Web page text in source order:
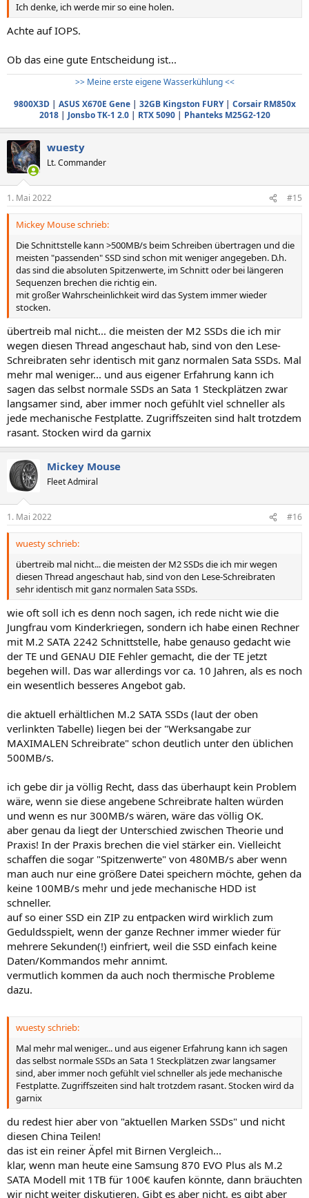
Ich denke, ich werde mir so eine holen.
Achte auf IOPS.
Ob das eine gute Entscheidung ist...
>> Meine erste eigene Wasserkühlung <<
9800X3D| ASUS X670E Gene| 32GB Kingston FURY| Corsair RM850x
2018| Jonsbo TK-1 2.0| RTX 5090| Phanteks M25G2-120
wuesty
Lt. Commander
1. Mai 2022 #15
Mickey Mouse schrieb:
Die Schnittstelle kann >500MB/s beim Schreiben übertragen und die
meisten "passenden" SSD sind schon mit weniger angegeben. D.h.
das sind die absoluten Spitzenwerte, im Schnitt oder bei längeren
Sequenzen brechen die richtig ein.
mit großer Wahrscheinlichkeit wird das System immer wieder
stocken.
übertreib mal nicht... die meisten der M2 SSDs die ich mir
wegen diesen Thread angeschaut hab, sind von den Lese-
Schreibraten sehr identisch mit ganz normalen Sata SSDs. Mal
mehr mal weniger... und aus eigener Erfahrung kann ich
sagen das selbst normale SSDs an Sata 1 Steckplätzen zwar
langsamer sind, aber immer noch gefühlt viel schneller als
jede mechanische Festplatte. Zugriffszeiten sind halt trotzdem
rasant. Stocken wird da garnix
Mickey Mouse
Fleet Admiral
1. Mai 2022 #16
wuesty schrieb:
übertreib mal nicht... die meisten der M2 SSDs die ich mir wegen
diesen Thread angeschaut hab, sind von den Lese-Schreibraten
sehr identisch mit ganz normalen Sata SSDs.
wie oft soll ich es denn noch sagen, ich rede nicht wie die
Jungfrau vom Kinderkriegen, sondern ich habe einen Rechner
mit M.2 SATA 2242 Schnittstelle, habe genauso gedacht wie
der TE und GENAU DIE Fehler gemacht, die der TE jetzt
begehen will. Das war allerdings vor ca. 10 Jahren, als es noch
ein wesentlich besseres Angebot gab.
die aktuell erhältlichen M.2 SATA SSDs (laut der oben
verlinkten Tabelle) liegen bei der "Werksangabe zur
MAXIMALEN Schreibrate" schon deutlich unter den üblichen
500MB/s.
ich gebe dir ja völlig Recht, dass das überhaupt kein Problem
wäre, wenn sie diese angebene Schreibrate halten würden
und wenn es nur 300MB/s wären, wäre das völlig OK.
aber genau da liegt der Unterschied zwischen Theorie und
Praxis! In der Praxis brechen die viel stärker ein. Vielleicht
schaffen die sogar "Spitzenwerte" von 480MB/s aber wenn
man auch nur eine größere Datei speichern möchte, gehen da
keine 100MB/s mehr und jede mechanische HDD ist
schneller.
auf so einer SSD ein ZIP zu entpacken wird wirklich zum
Geduldsspielt, wenn der ganze Rechner immer wieder für
mehrere Sekunden(!) einfriert, weil die SSD einfach keine
Daten/Kommandos mehr annimt.
vermutlich kommen da auch noch thermische Probleme
dazu.
wuesty schrieb:
Mal mehr mal weniger... und aus eigener Erfahrung kann ich sagen
das selbst normale SSDs an Sata 1 Steckplätzen zwar langsamer
sind, aber immer noch gefühlt viel schneller als jede mechanische
Festplatte. Zugriffszeiten sind halt trotzdem rasant. Stocken wird da
garnix
du redest hier aber von "aktuellen Marken SSDs" und nicht
diesen China Teilen!
das ist ein reiner Äpfel mit Birnen Vergleich...
klar, wenn man heute eine Samsung 870 EVO Plus als M.2
SATA Modell mit 1TB für 100€ kaufen könnte, dann bräuchten
wir nicht weiter diskutieren. Gibt es aber nicht, es gibt aber